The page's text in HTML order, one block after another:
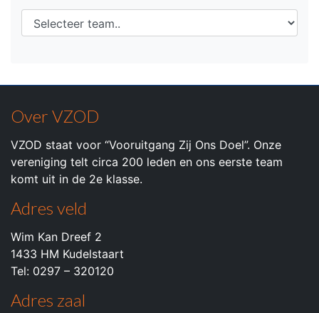
Over VZOD
VZOD staat voor “Vooruitgang Zij Ons Doel”. Onze
vereniging telt circa 200 leden en ons eerste team
komt uit in de 2e klasse.
Adres veld
Wim Kan Dreef 2
1433 HM Kudelstaart
Tel: 0297 – 320120
Adres zaal